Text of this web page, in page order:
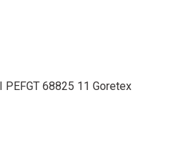
68825 11 Goretex